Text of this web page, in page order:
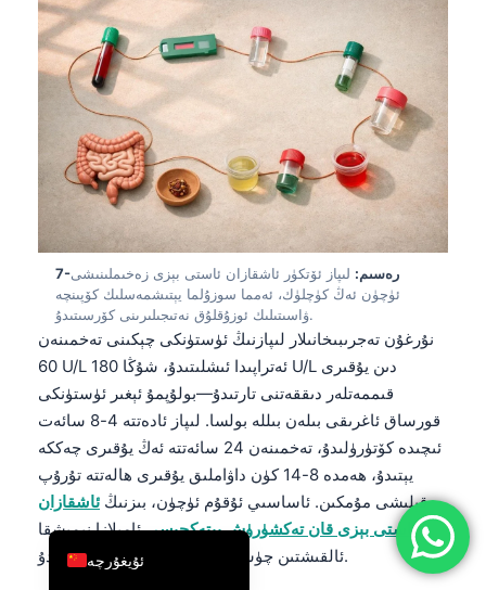
7-رەسىم: لىپاز ئۆتكۈر ئاشقازان ئاستى بېزى زەخىملىنىشى
ئۈچۈن ئەڭ كۈچلۈك، ئەمما سوزۇلما يېتىشمەسلىك كۆپىنچە
ۋاسىتىلىك ئوزۇقلۇق نەتىجىلىرىنى كۆرسىتىدۇ.
نۇرغۇن تەجرىبىخانىلار لىپازنىڭ ئۈستۈنكى چېكىنى تەخمىنەن
60 U/L ئەتراپىدا ئىشلىتىدۇ، شۇڭا 180 U/L دىن يۇقىرى
قىممەتلەر دىققەتنى تارتىدۇ—بولۇپمۇ ئېغىر ئۈستۈنكى
قورساق ئاغرىقى بىلەن بىللە بولسا. لىپاز ئادەتتە 4-8 سائەت
ئىچىدە كۆتۈرۈلىدۇ، تەخمىنەن 24 سائەتتە ئەڭ يۇقىرى چەككە
يېتىدۇ، ھەمدە 8-14 كۈن داۋاملىق يۇقىرى ھالەتتە تۇرۇپ
قېلىشى مۇمكىن. ئاساسىي ئۇقۇم ئۈچۈن، بىزنىڭ ئاشقازان
ئاستى بېزى قان تەكشۈرۈش يېتەكچىسىئامىلازا نېمىشقا
ئالقىشتىن چۈشۈپ قالغانلىقىنى چۈشەندۈرىدۇ.
ئۇيغۇرچە
English
Deutsch
العربية
Français
Italiano
Español
Português
Ελληνικά
Türkçe
Română
简体中文
فارسی
Български
Dansk